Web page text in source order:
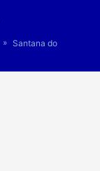
» Santana do